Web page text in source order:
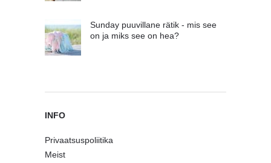
Sunday puuvillane rätik - mis see
on ja miks see on hea?
INFO
Privaatsuspoliitika
Meist